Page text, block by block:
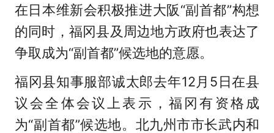
在日本维新会积极推进大阪“副首都”构想
的同时，福冈县及周边地方政府也表达了
争取成为“副首都”候选地的意愿。
福冈县知事服部诚太郎去年12月5日在县
议会全体会议上表示，福冈有资格成
为“副首都”候选地。北九州市市长武内和